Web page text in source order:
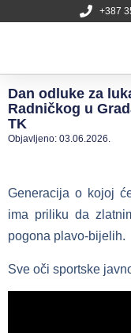
+387
Dan odluke za
Radničkog u
TK
Objavljeno: 03.06.2026.
Generacija o kojoj
ima priliku da
pogona plavo-bijelih.
Sve oči sportske